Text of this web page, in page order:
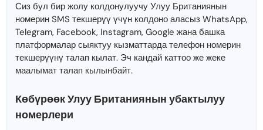
Сиз бул бир жолу колдонулуучу Улуу Британиянын
номерин SMS текшерүү үчүн колдоно аласыз WhatsApp,
Telegram, Facebook, Instagram, Google жана башка
платформалар сыяктуу кызматтарда телефон номерин
текшерүүнү талап кылат. Эч кандай каттоо же жеке
маалымат талап кылынбайт.
Көбүрөөк Улуу Британиянын убактылуу
номерлери